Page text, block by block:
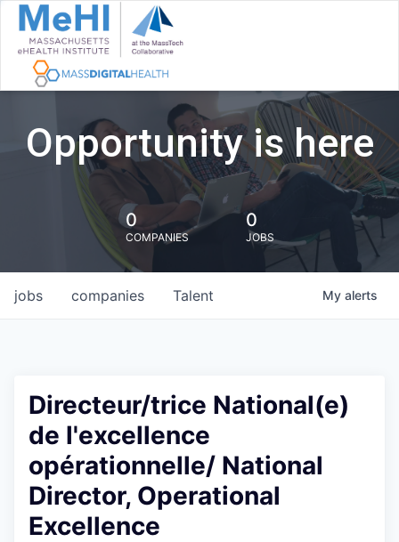
Opportunity is here
0
COMPANIES
0
JOBS
jobs companies Talent My alerts
Directeur/trice National(e)
de l'excellence
opérationnelle/ National
Director, Operational
Excellence